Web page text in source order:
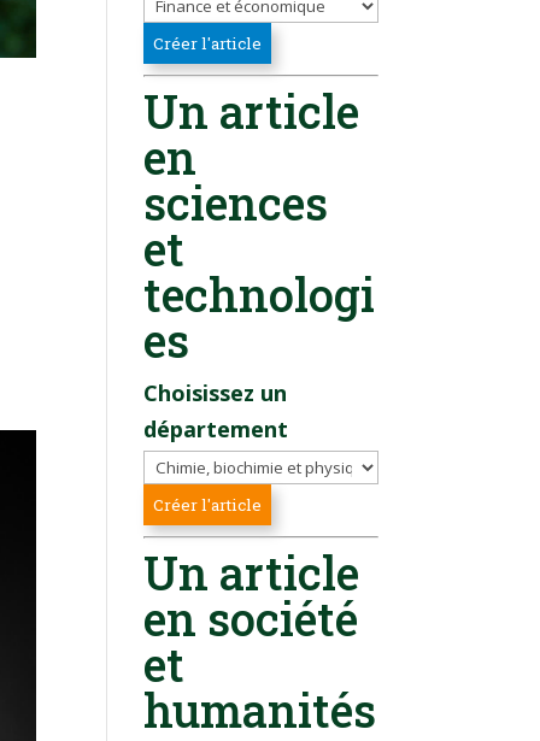
Un article
en
sciences
et
technologi
es
Choisissez un
département
Un article
en société
et
humanités